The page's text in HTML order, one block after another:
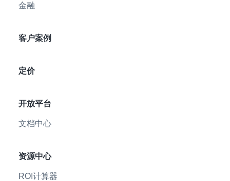
金融
客户案例
定价
开放平台
文档中心
资源中心
ROI计算器